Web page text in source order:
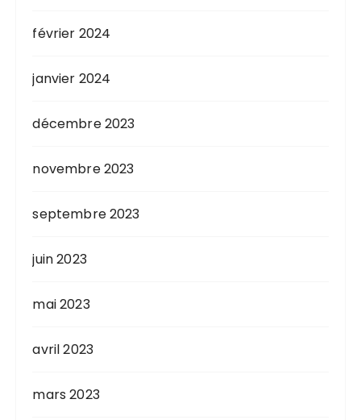
février 2024
janvier 2024
décembre 2023
novembre 2023
septembre 2023
juin 2023
mai 2023
avril 2023
mars 2023